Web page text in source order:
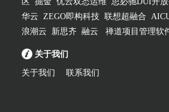
华云 ZEGO即构科技 联想超融合
浪潮云
新思齐 融云 禅道项目管理软
关于我们
关于我们 联系我们